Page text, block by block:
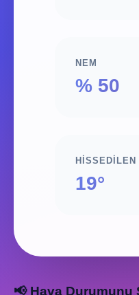
NEM
% 50
HISSEDILEN
19°
📢 Hava